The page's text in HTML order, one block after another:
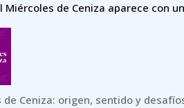
Miércoles de Ceniza aparece con
de Ceniza: origen, sentido y